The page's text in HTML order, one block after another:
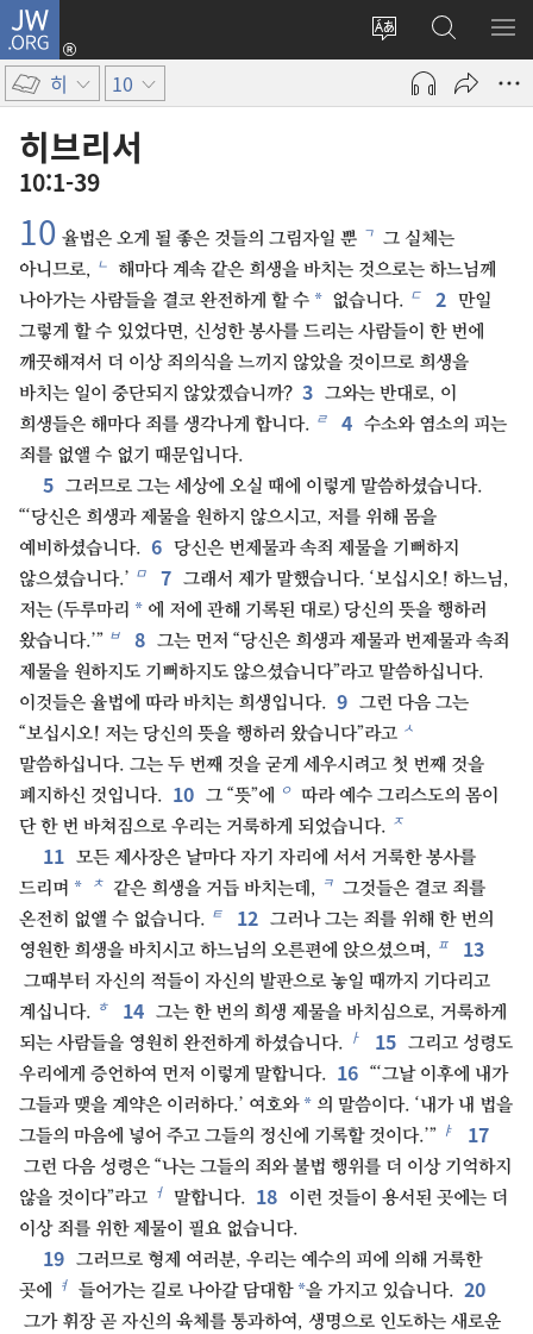
JW.ORG
사이트
언어
변경
로그인
(새로운
열기)
JW.ORG
검색
메
히 10
히브리서
10:1-39
10 율법은 오게 될 좋은 것들의 그림자일 뿐 ㄱ 그 실체는
아니므로, ㄴ
해마다 계속 같은 희생을 바치는 것으로는 하느님께
나아가는 사람들을 결코 완전하게 할 수 * 없습니다. ㄷ 2 만일
그렇게 할 수 있었다면, 신성한 봉사를 드리는 사람들이 한 번에
깨끗해져서 더 이상 죄의식을 느끼지 않았을 것이므로 희생을
바치는 일이 중단되지 않았겠습니까? 3 그와는 반대로, 이
희생들은 해마다 죄를 생각나게 합니다. ㄹ 4 수소와 염소의 피는
죄를 없앨 수 없기 때문입니다.
5 그러므로 그는 세상에 오실 때에 이렇게 말씀하셨습니다.
“‘당신은 희생과 제물을 원하지 않으시고, 저를 위해 몸을
예비하셨습니다. 6 당신은 번제물과 속죄 제물을 기뻐하지
않으셨습니다.’ ㅁ 7 그래서 제가 말했습니다. ‘보십시오! 하느님,
저는 (두루마리 * 에 저에 관해 기록된 대로) 당신의 뜻을 행하러
왔습니다.’” ㅂ 8 그는 먼저 “당신은 희생과 제물과 번제물과 속죄
제물을 원하지도 기뻐하지도 않으셨습니다”라고 말씀하십니다.
이것들은 율법에 따라 바치는 희생입니다. 9 그런 다음 그는
“보십시오! 저는 당신의 뜻을 행하러 왔습니다”라고 ㅅ
말씀하십니다. 그는 두 번째 것을 굳게 세우시려고 첫 번째 것을
폐지하신 것입니다. 10 그 “뜻”에 ㅇ 따라 예수 그리스도의 몸이
단 한 번 바쳐짐으로 우리는 거룩하게 되었습니다. ㅈ
11 모든 제사장은 날마다 자기 자리에 서서 거룩한 봉사를
드리며 * ㅊ 같은 희생을 거듭 바치는데, ㅋ 그것들은 결코 죄를
온전히 없앨 수 없습니다. ㅌ 12 그러나 그는 죄를 위해 한 번의
영원한 희생을 바치시고 하느님의 오른편에 앉으셨으며, ㅍ 13
그때부터 자신의 적들이 자신의 발판으로 놓일 때까지 기다리고
계십니다. ㅎ 14 그는 한 번의 희생 제물을 바치심으로, 거룩하게
되는 사람들을 영원히 완전하게 하셨습니다. ㅏ 15 그리고 성령도
우리에게 증언하여 먼저 이렇게 말합니다. 16 “‘그날 이후에 내가
그들과 맺을 계약은 이러하다.’ 여호와 * 의 말씀이다. ‘내가 내 법을
그들의 마음에 넣어 주고 그들의 정신에 기록할 것이다.’” ㅑ 17
그런 다음 성령은 “나는 그들의 죄와 불법 행위를 더 이상 기억하지
않을 것이다”라고 ㅓ 말합니다. 18
이런 것들이 용서된 곳에는 더
이상 죄를 위한 제물이 필요 없습니다.
19 그러므로 형제 여러분, 우리는 예수의 피에 의해 거룩한
곳에
ㅕ 들어가는 길로 나아갈 담대함 *을 가지고 있습니다. 20
그가 휘장 곧 자신의 육체를 통과하여, 생명으로 인도하는 새로운